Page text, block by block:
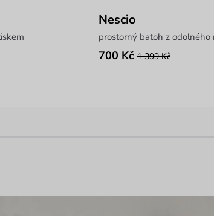
Nescio
prostorný batoh z odolného
700 Kč 1 399 Kč